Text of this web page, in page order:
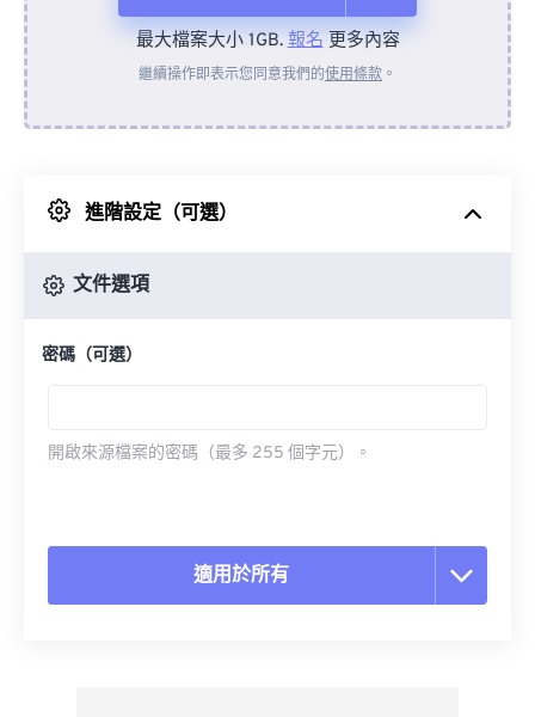
來自裝置
來自 Google 雲端硬碟
最大檔案大小 1GB.報名更多內容
繼續操作即表示您同意我們的使用條款 。
進階設定（可選）
文件選項
密碼（可選）
開啟來源檔案的密碼（最多 255 個字元）。
適用於所有